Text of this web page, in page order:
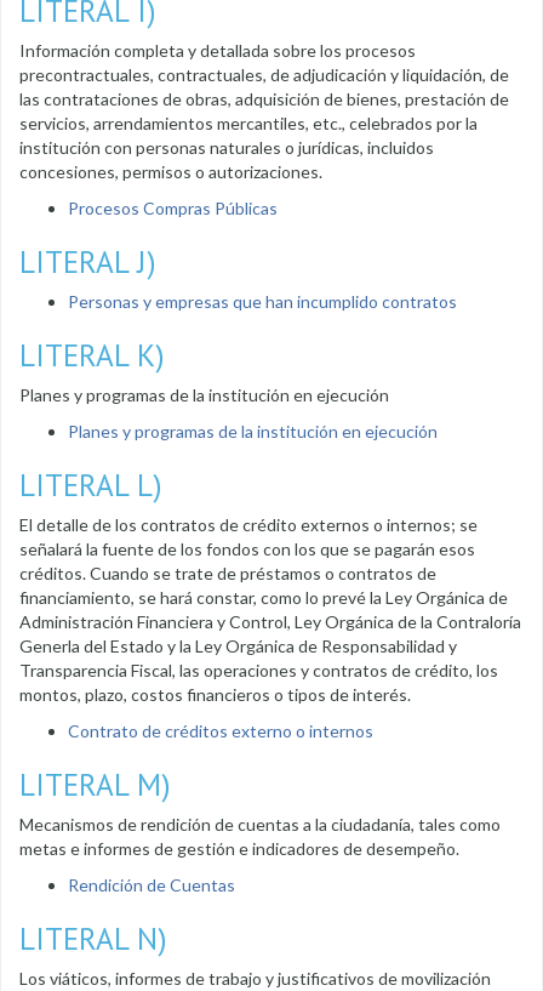
LITERAL I)
Información completa y detallada sobre los procesos
precontractuales, contractuales, de adjudicación y liquidación, de
las contrataciones de obras, adquisición de bienes, prestación de
servicios, arrendamientos mercantiles, etc., celebrados por la
institución con personas naturales o jurídicas, incluidos
concesiones, permisos o autorizaciones.
Procesos Compras Públicas
LITERAL J)
Personas y empresas que han incumplido contratos
LITERAL K)
Planes y programas de la institución en ejecución
Planes y programas de la institución en ejecución
LITERAL L)
El detalle de los contratos de crédito externos o internos; se
señalará la fuente de los fondos con los que se pagarán esos
créditos. Cuando se trate de préstamos o contratos de
financiamiento, se hará constar, como lo prevé la Ley Orgánica de
Administración Financiera y Control, Ley Orgánica de la Contraloría
Generla del Estado y la Ley Orgánica de Responsabilidad y
Transparencia Fiscal, las operaciones y contratos de crédito, los
montos, plazo, costos financieros o tipos de interés.
Contrato de créditos externo o internos
LITERAL M)
Mecanismos de rendición de cuentas a la ciudadanía, tales como
metas e informes de gestión e indicadores de desempeño.
Rendición de Cuentas
LITERAL N)
Los viáticos, informes de trabajo y justificativos de movilización